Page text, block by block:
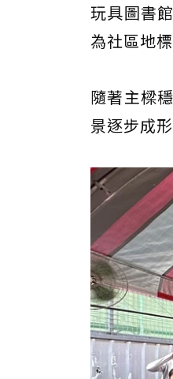
玩具圖書
為社區地
隨著主樑
景逐步成